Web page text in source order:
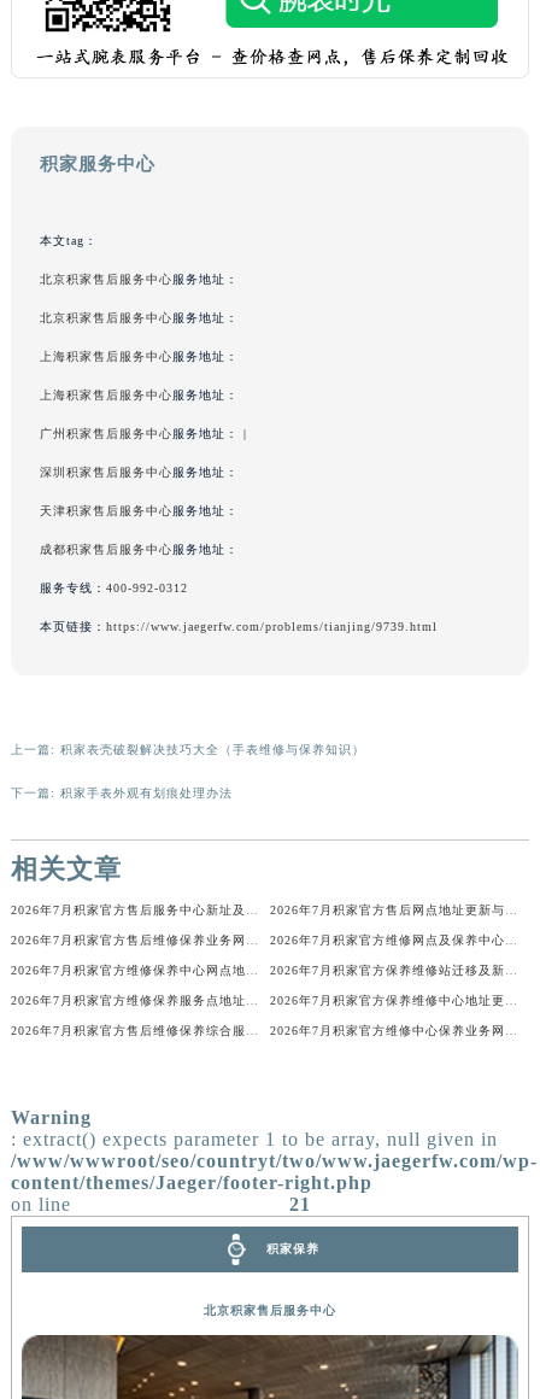
积家服务中心
本文tag：
北京积家售后服务中心服务地址：
北京积家售后服务中心服务地址：
上海积家售后服务中心服务地址：
上海积家售后服务中心服务地址：
广州积家售后服务中心服务地址： |
深圳积家售后服务中心服务地址：
天津积家售后服务中心服务地址：
成都积家售后服务中心服务地址：
服务专线： 400-992-0312
本页链接： https://www.jaegerfw.com/problems/tianjing/9739.html
上一篇: 积家表壳破裂解决技巧大全（手表维修与保养知识）
下一篇: 积家手表外观有划痕处理办法
相关文章
Warning
: extract() expects parameter 1 to be array, null given in
/www/wwwroot/seo/countryt/two/www.jaegerfw.com/wp-
content/themes/Jaeger/footer-right.php
on line
21
积家保养
北京积家售后服务中心